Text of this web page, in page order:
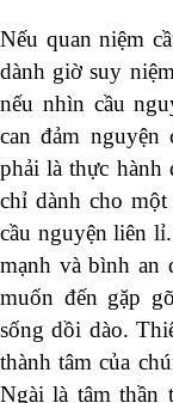
Nếu quan niệm
dành giờ suy
nếu nhìn cầu
can đảm nguyện
phải là thực
chỉ dành cho
cầu nguyện liên
mạnh và bình an
muốn đến gặp
sống dồi dào.
thành tâm của
Ngài là tâm thần